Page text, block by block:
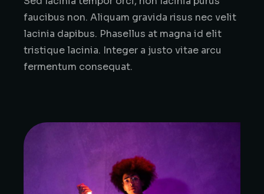
faucibus non. Aliquam gravida risus nec velit
lacinia dapibus. Phasellus at magna id elit
tristique lacinia. Integer a justo vitae arcu
fermentum consequat.